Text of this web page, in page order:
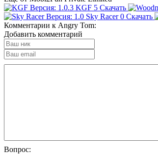
KGF 5 Скачать
Sky Racer 0 Скачать
Комментарии к Angry Tom:
Добавить комментарий
Вопрос: